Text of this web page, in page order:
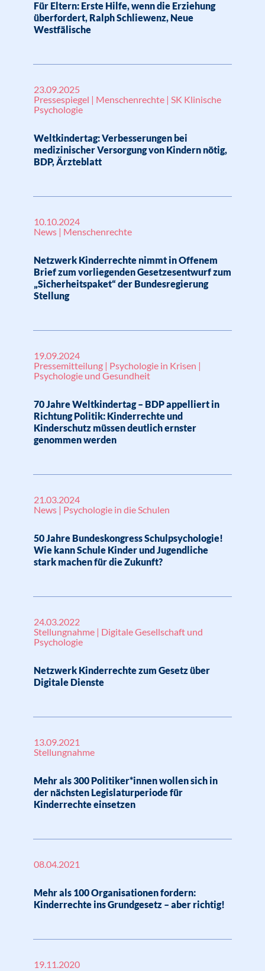
Für Eltern: Erste Hilfe, wenn die Erziehung
überfordert, Ralph Schliewenz, Neue
Westfälische
23.09.2025
Pressespiegel | Menschenrechte | SK Klinische
Psychologie
Weltkindertag: Verbesserungen bei
medizinischer Versorgung von Kindern nötig,
BDP, Ärzteblatt
10.10.2024
News | Menschenrechte
Netzwerk Kinderrechte nimmt in Offenem
Brief zum vorliegenden Gesetzesentwurf zum
„Sicherheitspaket“ der Bundesregierung
Stellung
19.09.2024
Pressemitteilung | Psychologie in Krisen |
Psychologie und Gesundheit
70 Jahre Weltkindertag – BDP appelliert in
Richtung Politik: Kinderrechte und
Kinderschutz müssen deutlich ernster
genommen werden
21.03.2024
News | Psychologie in die Schulen
50 Jahre Bundeskongress Schulpsychologie!
Wie kann Schule Kinder und Jugendliche
stark machen für die Zukunft?
24.03.2022
Stellungnahme | Digitale Gesellschaft und
Psychologie
Netzwerk Kinderrechte zum Gesetz über
Digitale Dienste
13.09.2021
Stellungnahme
Mehr als 300 Politiker*innen wollen sich in
der nächsten Legislaturperiode für
Kinderrechte einsetzen
08.04.2021
Mehr als 100 Organisationen fordern:
Kinderrechte ins Grundgesetz – aber richtig!
19.11.2020